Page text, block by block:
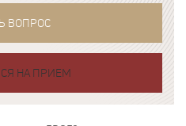
ВОПРОС
НА ПРИЕМ